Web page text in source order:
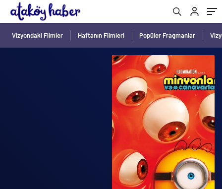
Vizyondaki Filmler Haftanın Filmleri Popüler Fragmanlar